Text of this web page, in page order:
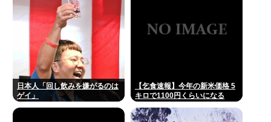
日本人「回し飲みを嫌がるのは
ゲイ」
【乞食速報】今年の新米価格 5
キロで1100円くらいになる